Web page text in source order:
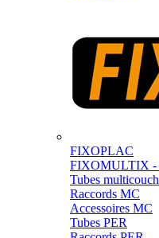
FIXOPLAC
FIXOMULTIX -
Tubes
Raccords MC
Accessoires MC
Tubes PER